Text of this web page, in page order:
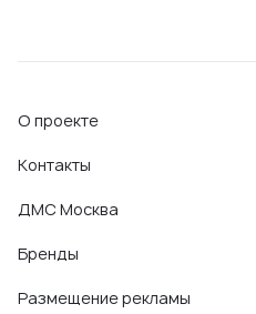
О проекте
Контакты
ДМС Москва
Бренды
Размещение рекламы